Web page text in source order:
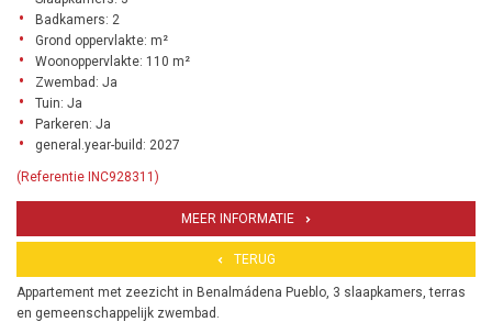
Badkamers: 2
Grond oppervlakte: m²
Woonoppervlakte: 110 m²
Zwembad: Ja
Tuin: Ja
Parkeren: Ja
general.year-build: 2027
(Referentie INC928311)
MEER INFORMATIE
TERUG
Appartement met zeezicht in Benalmádena Pueblo, 3 slaapkamers, terras
en gemeenschappelijk zwembad.